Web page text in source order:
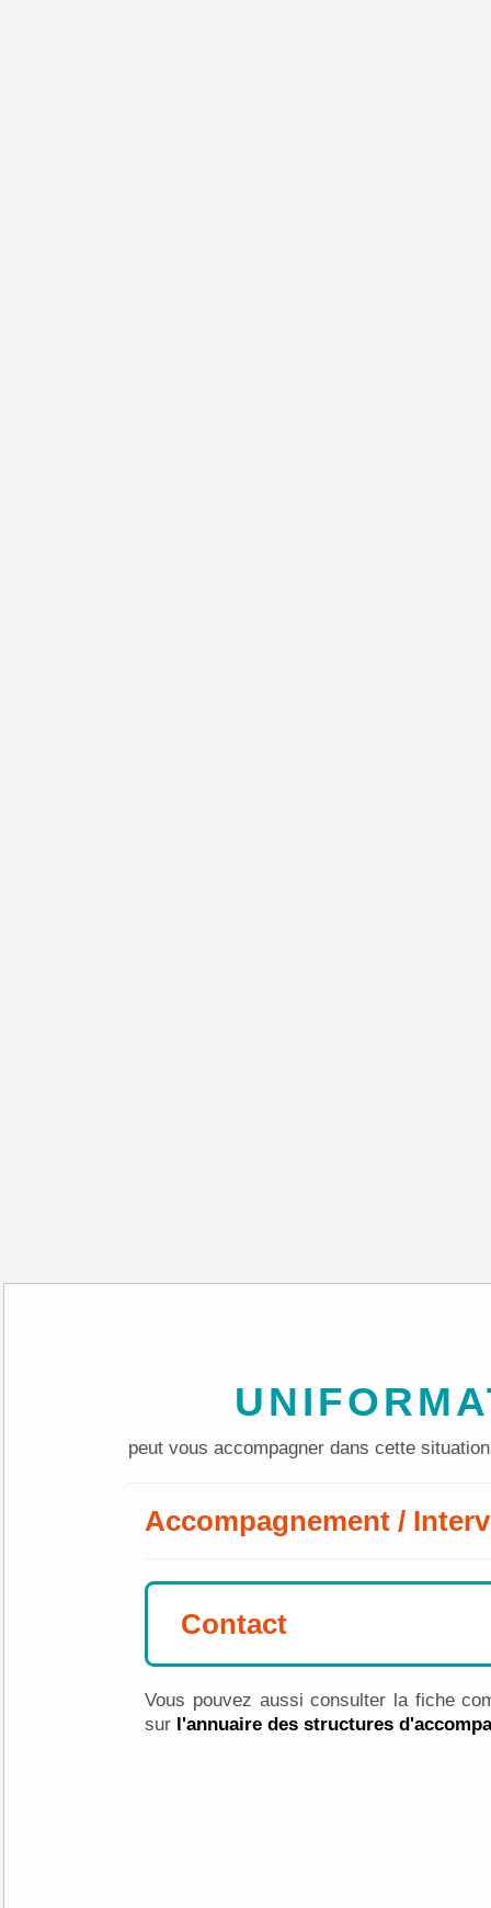
peut vous accompagner dans cette situation
Accompagnement /
Contact
Vous pouvez aussi consulter la fiche
sur l'annuaire des structures